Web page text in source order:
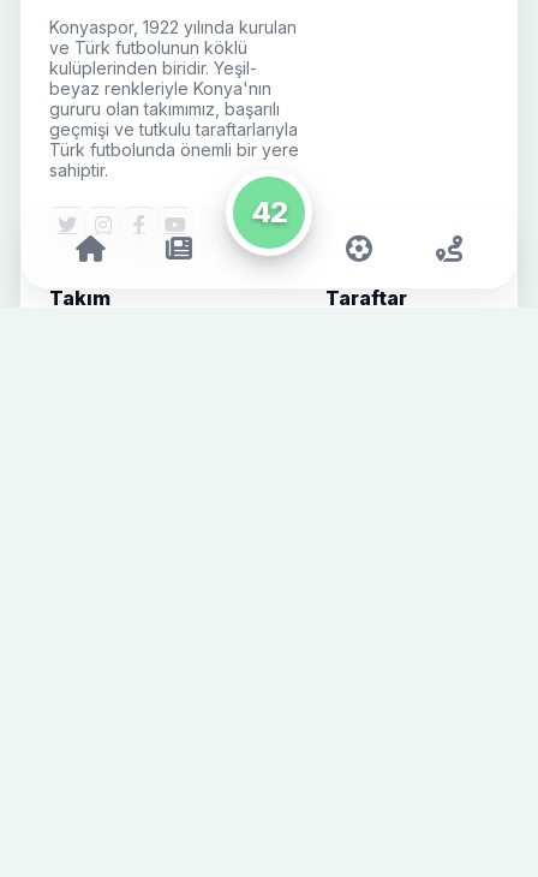
42
Konyaspor, 1922 yılında kurulan
ve Türk futbolunun köklü
kulüplerinden biridir. Yeşil-
beyaz renkleriyle Konya'nın
gururu olan takımımız, başarılı
geçmişi ve tutkulu taraftarlarıyla
Türk futbolunda önemli bir yere
sahiptir.
Takım Taraftar